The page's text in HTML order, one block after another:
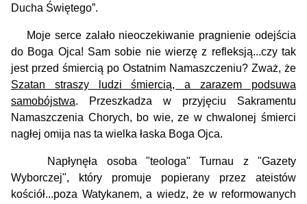
Ducha Świętego”.
Moje serce zalało nieoczekiwanie pragnienie odejścia
do Boga Ojca! Sam sobie nie wierzę z refleksją...czy tak
jest przed śmiercią po Ostatnim Namaszczeniu? Zważ, że
Szatan straszy ludzi śmiercią, a zarazem podsuwa
samobójstwa. Przeszkadza w przyjęciu Sakramentu
Namaszczenia Chorych, bo wie, ze w chwalonej śmierci
nagłej omija nas ta wielka łaska Boga Ojca.
Napłynęła osoba "teologa" Turnau z "Gazety
Wyborczej", który promuje popierany przez ateistów
kościół...poza Watykanem, a wiedz, że w reformowanych